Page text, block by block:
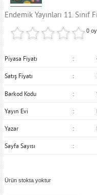
Endemik Yayınları 11. Sınıf
0
Piyasa Fiyatı
Satış Fiyatı
Barkod Kodu
Yayın Evi
Yazar
Sayfa Sayısı
Ürün stokta yoktur